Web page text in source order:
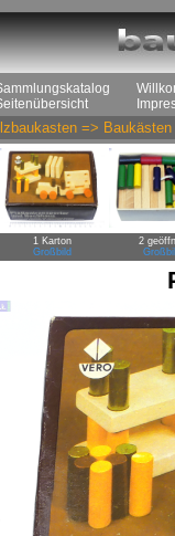
=> Baukästen
1 Karton
Großbild
2